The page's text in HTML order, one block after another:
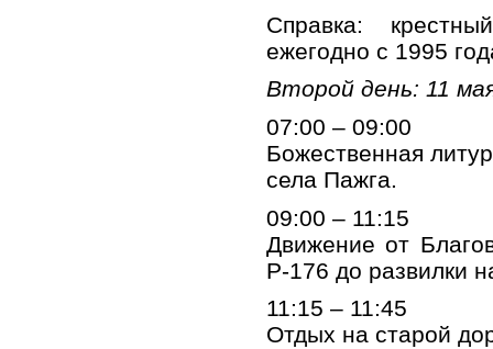
Справка:
ежегодно с 1995
Второй день: 11
07:00 – 09:00
Божественная
села Пажга.
09:00 – 11:15
Движение от
Р-176 до развилки
11:15 – 11:45
Отдых на старой